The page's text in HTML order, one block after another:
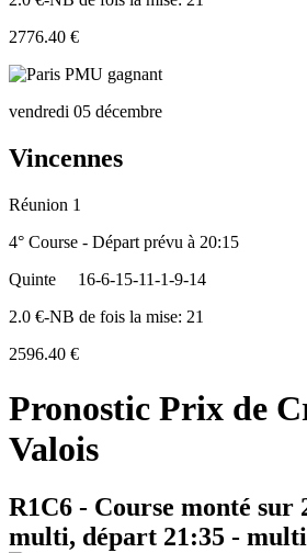
2776.40 €
vendredi 05 décembre
Vincennes
Réunion 1
4° Course - Départ prévu à 20:15
Quinte
16-6-15-11-1-9-14
2.0 €-NB de fois la mise: 21
2596.40 €
Pronostic Prix de
Valois
R1C6 - Course monté sur
multi, départ 21:35 - multi